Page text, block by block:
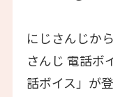
にじさんじか
さんじ 電話ボ
話ボイス」が